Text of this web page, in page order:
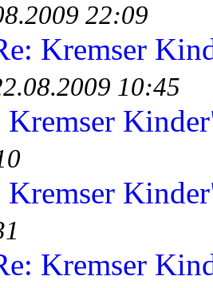
22:09
Kremser
10:45
Kremser
Kremser
Kremser